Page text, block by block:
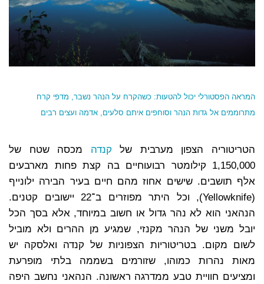
המראה הפסטורלי יכול להטעות: כשהקרח על הנהר נשבר, מדפי קרח
מתרוממים אל גדות הנהר וסוחפים איתם סלעים, אדמה ועצים רבים
הטריטוריה הצפון מערבית של קנדה מכסה שטח של
1,150,000 קילומטר רבועוחיים בה קצת פחות מארבעים
אלף תושבים. שישים אחוז מהם חיים בעיר הבירה ילונייף
(Yellowknife), וכל היתר מפוזרים ב־22 יישובים קטנים.
הנהאני הוא לא נהר גדול או חשוב במיוחד, אלא בסך הכל
יובל משני של הנהר מקנזי, שמגיע מן ההרים ולא מוביל
לשום מקום. בטריטוריות הצפוניות של קנדה ואלסקה יש
מאות נהרות כמוהו, שזורמים בשממה בלתי מופרעת
ומציעים חוויית טבע ממדרגה ראשונה. הנהאני נחשב היפה